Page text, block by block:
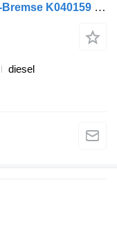
Valve de commande de frein Knorr-Bremse K040159 K000928 pour camion Volvo FH12, FH16, NH12, FH, VNL780 (1993-2014)
diesel